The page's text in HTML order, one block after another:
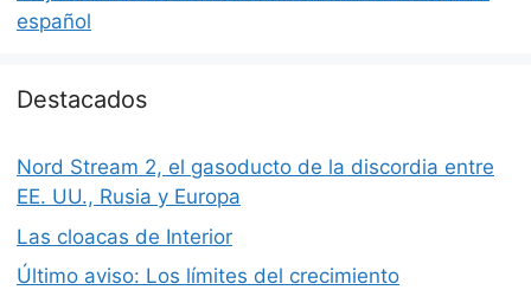
español
Destacados
Nord Stream 2, el gasoducto de la discordia entre
EE. UU., Rusia y Europa
Las cloacas de Interior
Último aviso: Los límites del crecimiento